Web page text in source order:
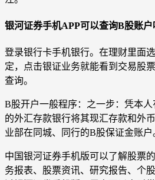
银河证券手机APP可以查询B股账户
登录银行卡手机银行。在理财里面
定，点击银证业务就能看到交易股
查询。
B股开户一般程序：之一步：凭本
的外汇存款银行将其现汇存款和外
业部在同城、同行的B股保证金账户
中国银河证券手机版可以了解股票
务报表、股票资讯、研究报告、个